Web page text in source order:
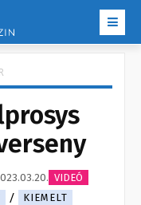
VIDEÓ
KIEMELT